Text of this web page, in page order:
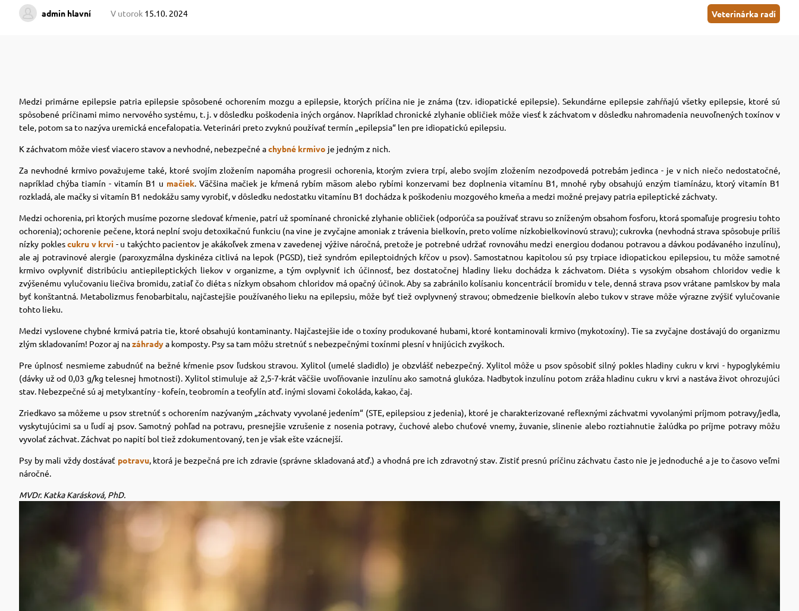
admin hlavní V utorok 15.10. 2024 Veterinárka radí
Medzi primárne epilepsie patria epilepsie spôsobené ochorením mozgu a epilepsie, ktorých príčina nie je známa (tzv. idiopatické epilepsie). Sekundárne epilepsie zahŕňajú všetky epilepsie, ktoré sú
spôsobené príčinami mimo nervového systému, t. j. v dôsledku poškodenia iných orgánov. Napríklad chronické zlyhanie obličiek môže viesť k záchvatom v dôsledku nahromadenia neuvoľnených toxínov v
tele, potom sa to nazýva uremická encefalopatia. Veterinári preto zvyknú používať termín „epilepsia“ len pre idiopatickú epilepsiu.
K záchvatom môže viesť viacero stavov a nevhodné, nebezpečné achybné krmivo je jedným z nich.
Za nevhodné krmivo považujeme také, ktoré svojím zložením napomáha progresii ochorenia, ktorým zviera trpí, alebo svojím zložením nezodpovedá potrebám jedinca - je v nich niečo nedostatočné,
napríklad chýba tiamín - vitamín B1 u mačiek. Väčšina mačiek je kŕmená rybím mäsom alebo rybími konzervami bez doplnenia vitamínu B1, mnohé ryby obsahujú enzým tiamínázu, ktorý vitamín B1
rozkladá, ale mačky si vitamín B1 nedokážu samy vyrobiť, v dôsledku nedostatku vitamínu B1 dochádza k poškodeniu mozgového kmeňa a medzi možné prejavy patria epileptické záchvaty.
Medzi ochorenia, pri ktorých musíme pozorne sledovať kŕmenie, patrí už spomínané chronické zlyhanie obličiek (odporúča sa používať stravu so zníženým obsahom fosforu, ktorá spomaľuje progresiu tohto
ochorenia); ochorenie pečene, ktorá neplní svoju detoxikačnú funkciu (na vine je zvyčajne amoniak z trávenia bielkovín, preto volíme nízkobielkovinovú stravu); cukrovka (nevhodná strava spôsobuje príliš
nízky poklescukru v krvi - u takýchto pacientov je akákoľvek zmena v zavedenej výžive náročná, pretože je potrebné udržať rovnováhu medzi energiou dodanou potravou a dávkou podávaného inzulínu),
ale aj potravinové alergie (paroxyzmálna dyskinéza citlivá na lepok (PGSD), tiež syndróm epileptoidných kŕčov u psov). Samostatnou kapitolou sú psy trpiace idiopatickou epilepsiou, tu môže samotné
krmivo ovplyvniť distribúciu antiepileptických liekov v organizme, a tým ovplyvniť ich účinnosť, bez dostatočnej hladiny lieku dochádza k záchvatom. Diéta s vysokým obsahom chloridov vedie k
zvýšenému vylučovaniu liečiva bromidu, zatiaľ čo diéta s nízkym obsahom chloridov má opačný účinok. Aby sa zabránilo kolísaniu koncentrácií bromidu v tele, denná strava psov vrátane pamlskov by mala
byť konštantná. Metabolizmus fenobarbitalu, najčastejšie používaného lieku na epilepsiu, môže byť tiež ovplyvnený stravou; obmedzenie bielkovín alebo tukov v strave môže výrazne zvýšiť vylučovanie
tohto lieku.
Medzi vyslovene chybné krmivá patria tie, ktoré obsahujú kontaminanty. Najčastejšie ide o toxíny produkované hubami, ktoré kontaminovali krmivo (mykotoxíny). Tie sa zvyčajne dostávajú do organizmu
zlým skladovaním! Pozor aj nazáhradya komposty. Psy sa tam môžu stretnúť s nebezpečnými toxínmi plesní v hnijúcich zvyškoch.
Pre úplnosť nesmieme zabudnúť na bežné kŕmenie psov ľudskou stravou. Xylitol (umelé sladidlo) je obzvlášť nebezpečný. Xylitol môže u psov spôsobiť silný pokles hladiny cukru v krvi - hypoglykémiu
(dávky už od 0,03 g/kg telesnej hmotnosti). Xylitol stimuluje až 2,5-7-krát väčšie uvoľňovanie inzulínu ako samotná glukóza. Nadbytok inzulínu potom zráža hladinu cukru v krvi a nastáva život ohrozujúci
stav. Nebezpečné sú aj metylxantíny - kofeín, teobromín a teofylín atď. inými slovami čokoláda, kakao, čaj.
Zriedkavo sa môžeme u psov stretnúť s ochorením nazývaným „záchvaty vyvolané jedením“ (STE, epilepsiou z jedenia), ktoré je charakterizované reflexnými záchvatmi vyvolanými príjmom potravy/jedla,
vyskytujúcimi sa u ľudí aj psov. Samotný pohľad na potravu, presnejšie vzrušenie z nosenia potravy, čuchové alebo chuťové vnemy, žuvanie, slinenie alebo roztiahnutie žalúdka po príjme potravy môžu
vyvolať záchvat. Záchvat po napití bol tiež zdokumentovaný, ten je však ešte vzácnejší.
Psy by mali vždy dostávať potravu, ktorá je bezpečná pre ich zdravie (správne skladovaná atď.) a vhodná pre ich zdravotný stav. Zistiť presnú príčinu záchvatu často nie je jednoduché a je to časovo veľmi
náročné.
MVDr. Katka Karásková, PhD.